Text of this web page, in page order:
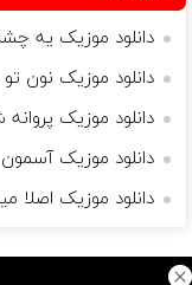
دانلود موزیک یه
دانلود موزیک نون
دانلود موزیک
دانلود موزیک
دانلود موزیک اصلا